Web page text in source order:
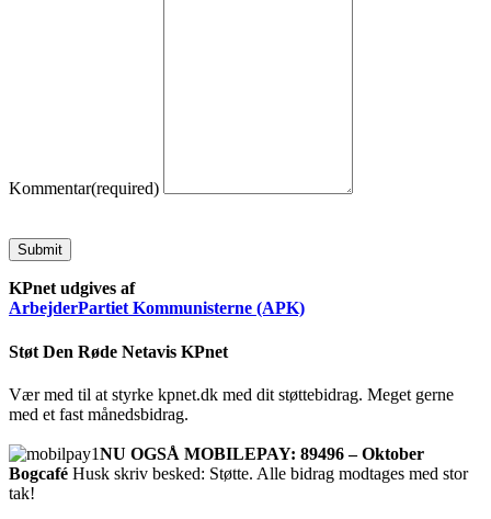
Kommentar(required)
Submit
KPnet udgives af
ArbejderPartiet Kommunisterne (APK)
Støt Den Røde Netavis KPnet
Vær med til at styrke kpnet.dk med dit støttebidrag. Meget gerne
med et fast månedsbidrag.
NU OGSÅ MOBILEPAY: 89496 – Oktober
Bogcafé Husk skriv besked: Støtte. Alle bidrag modtages med stor
tak!